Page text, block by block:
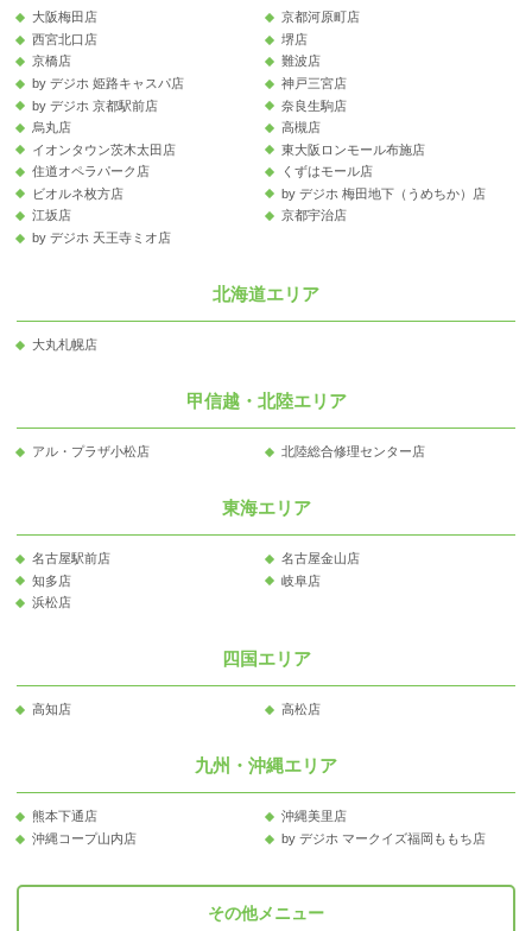
大阪梅田店
京都河原町店
西宮北口店
堺店
京橋店
難波店
by デジホ 姫路キャスパ店
神戸三宮店
by デジホ 京都駅前店
奈良生駒店
烏丸店
高槻店
イオンタウン茨木太田店
東大阪ロンモール布施店
住道オペラパーク店
くずはモール店
ビオルネ枚方店
by デジホ 梅田地下（うめちか）店
江坂店
京都宇治店
by デジホ 天王寺ミオ店
北海道エリア
大丸札幌店
甲信越・北陸エリア
アル・プラザ小松店 北陸総合修理センター店
東海エリア
名古屋駅前店
名古屋金山店
知多店
岐阜店
浜松店
四国エリア
高知店 高松店
九州・沖縄エリア
熊本下通店
沖縄美里店
沖縄コープ山内店
by デジホ マークイズ福岡ももち店
その他メニュー